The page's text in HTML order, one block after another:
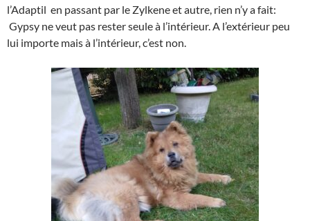
l’Adaptil en passant par le Zylkene et autre, rien n’y a fait:
Gypsy ne veut pas rester seule à l’intérieur. A l’extérieur peu
lui importe mais à l’intérieur, c’est non.